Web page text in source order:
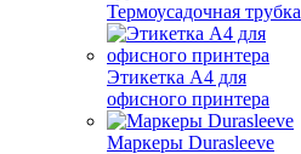
Термоусадочная трубка
Этикетка А4 для
офисного принтера
Маркеры Durasleeve